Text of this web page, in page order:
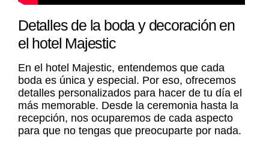
Detalles de la boda y decoración en
el hotel Majestic
En el hotel Majestic, entendemos que cada
boda es única y especial. Por eso, ofrecemos
detalles personalizados para hacer de tu día el
más memorable. Desde la ceremonia hasta la
recepción, nos ocuparemos de cada aspecto
para que no tengas que preocuparte por nada.